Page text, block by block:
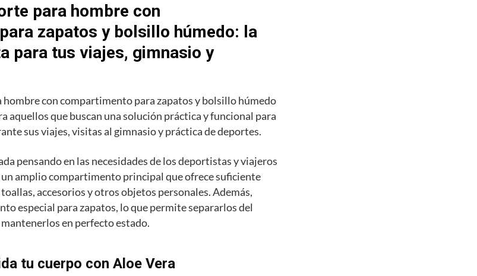
para hombre con
zapatos y bolsillo húmedo: la
para tus viajes, gimnasio y
hombre con compartimento para zapatos y bolsillo húmedo
aquellos que buscan una solución práctica y funcional para
sus viajes, visitas al gimnasio y práctica de deportes.
pensando en las necesidades de los deportistas y viajeros
un amplio compartimento principal que ofrece suficiente
accesorios y otros objetos personales. Además,
especial para zapatos, lo que permite separarlos del
en perfecto estado.
tu cuerpo con Aloe Vera